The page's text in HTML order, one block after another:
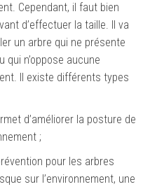
Cependant, il faut bien
d’effectuer la taille. Il va
un arbre qui ne présente
qui n’oppose aucune
Il existe différents types
d’améliorer la posture de
;
pour les arbres
sur l’environnement, une